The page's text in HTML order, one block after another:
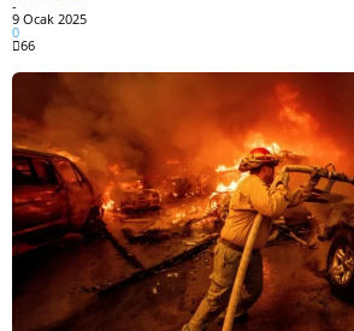
-
9 Ocak 2025
0
66